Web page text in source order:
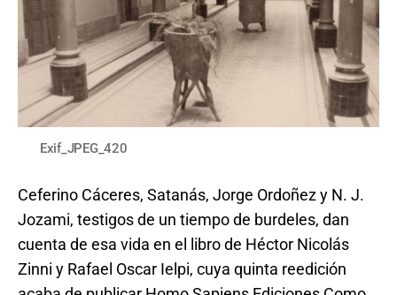
Exif_JPEG_420
Ceferino Cáceres, Satanás, Jorge Ordoñez y N. J.
Jozami, testigos de un tiempo de burdeles, dan
cuenta de esa vida en el libro de Héctor Nicolás
Zinni y Rafael Oscar Ielpi, cuya quinta reedición